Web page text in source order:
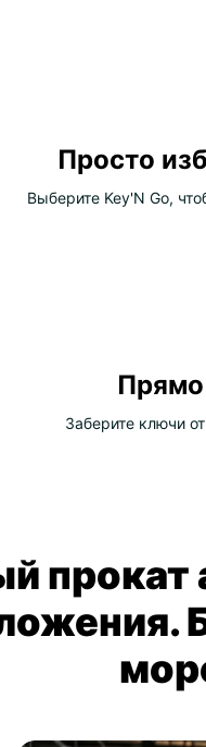
Просто
Выберите Key'N Go,
Прямо
Заберите ключи
прокат